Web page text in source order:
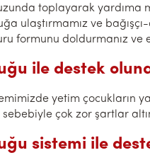
toplayarak yardıma
ulaştırmamız ve
formunu doldurmanız ve
ile destek
yetim çocukların
sebebiyle çok zor şartlar
sistemi ile